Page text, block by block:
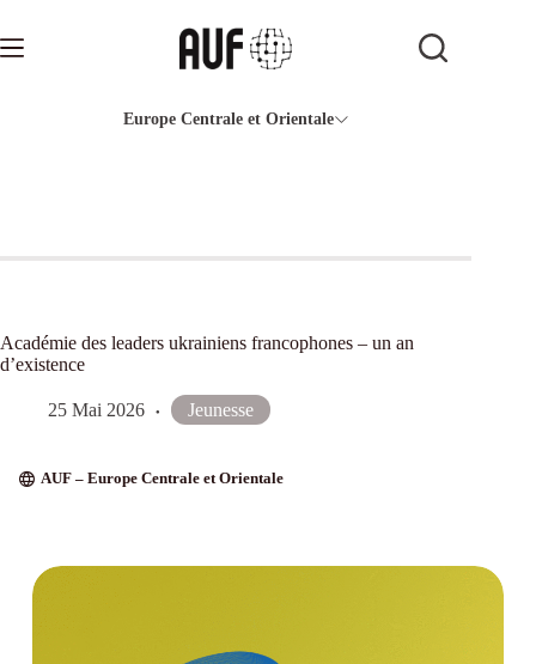
contenu
Europe Centrale et Orientale
Académie des leaders ukrainiens francophones – un an
d’existence
25 Mai 2026 Jeunesse
AUF – Europe Centrale et Orientale